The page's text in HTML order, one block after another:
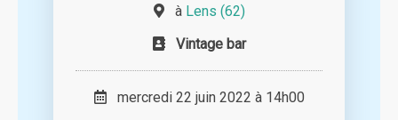
à Lens (62)
Vintage bar
mercredi 22 juin 2022 à 14h00